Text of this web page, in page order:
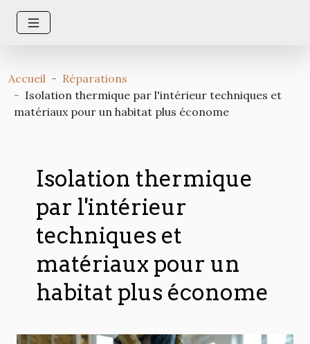
Accueil
Réparations
Isolation thermique par l'intérieur techniques et
matériaux pour un habitat plus économe
Isolation thermique
par l'intérieur
techniques et
matériaux pour un
habitat plus économe